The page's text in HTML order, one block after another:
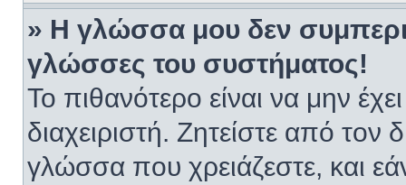
» Η γλώσσα μου δεν
γλώσσες του συστήματος!
Το πιθανότερο είναι να μην
διαχειριστή. Ζητείστε από τον
γλώσσα που χρειάζεστε, και